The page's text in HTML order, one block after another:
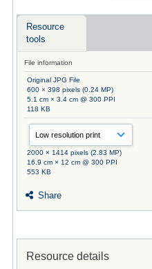
Resource
tools
File information
Original JPG File
600 × 398 pixels (0.24 MP)
5.1 cm × 3.4 cm @ 300 PPI
118 KB
2000 × 1414 pixels (2.83 MP)
16.9 cm × 12 cm @ 300 PPI
553 KB
Share
Resource details